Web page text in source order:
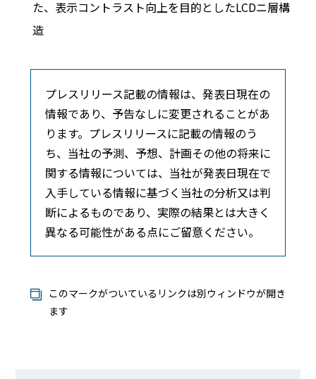
た、表示コントラスト向上を目的としたLCDニ層構
造
プレスリリース記載の情報は、発表日現在の
情報であり、予告なしに変更されることがあ
ります。プレスリリースに記載の情報のう
ち、当社の予測、予想、計画その他の将来に
関する情報については、当社が発表日現在で
入手している情報に基づく当社の分析又は判
断によるものであり、実際の結果とは大きく
異なる可能性がある点にご留意ください。
このマークがついているリンクは別ウィンドウが開き
ます